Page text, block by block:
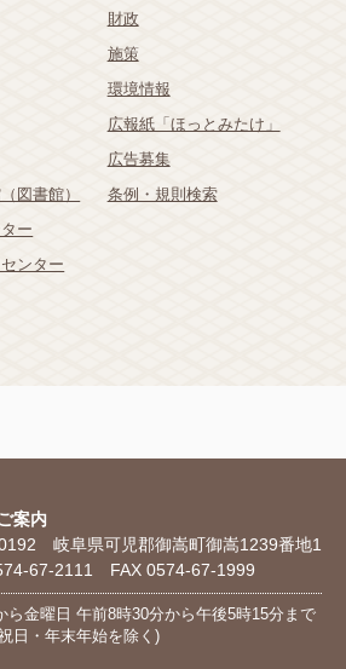
図書館）
ー
ンター
財政
施策
環境情報
広報紙「ほっとみたけ」
広告募集
条例・規則検索
案内
岐阜県可児郡御嵩町御嵩1239番地1
67-2111 FAX 0574-67-1999
ら金曜日 午前8時30分から午後5時15分まで
日・年末年始を除く)